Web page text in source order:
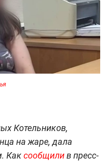
Котельников,
на жаре, дала
Каксообщилив пресс-